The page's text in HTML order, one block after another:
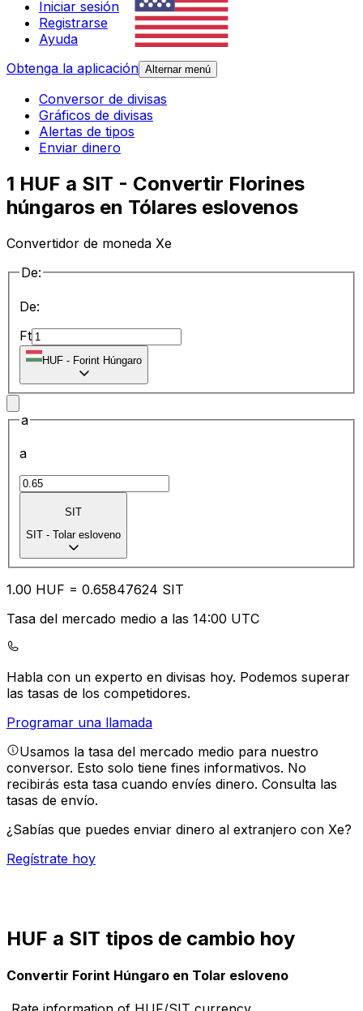
Iniciar sesión
Registrarse
Ayuda
Obtenga la aplicación Alternar menú
Conversor de divisas
Gráficos de divisas
Alertas de tipos
Enviar dinero
1 HUF a SIT - Convertir Florines
húngaros en Tólares eslovenos
Convertidor de moneda Xe
De:
De:
Ft
HUF - Forint Húngaro
a
a
SIT
SIT - Tolar esloveno
1.00 HUF = 0.65847624 SIT
Tasa del mercado medio a las 14:00 UTC
Habla con un experto en divisas hoy. Podemos superar
las tasas de los competidores.
Programar una llamada
Usamos la tasa del mercado medio para nuestro
conversor. Esto solo tiene fines informativos. No
recibirás esta tasa cuando envíes dinero. Consulta las
tasas de envío.
¿Sabías que puedes enviar dinero al extranjero con Xe?
Regístrate hoy
HUF a SIT tipos de cambio hoy
Convertir Forint Húngaro en Tolar esloveno